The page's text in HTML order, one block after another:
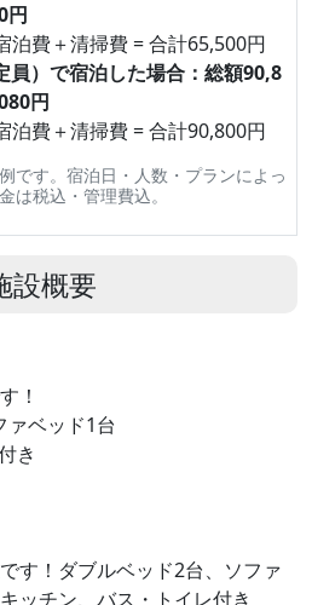
円
費＋清掃費 = 合計65,500円
員）で宿泊した場合：総額90,8
円
費＋清掃費 = 合計90,800円
です。宿泊日・人数・プランによっ
は税込・管理費込。
設概要
！
ァベッド1台
き
す！ダブルベッド2台、ソファ
ッチン、バス・トイレ付き